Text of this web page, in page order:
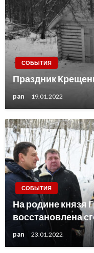
СОБЫТИЯ
Праздник
pan 19.01.2022
СОБЫТИЯ
На родине князя
восстановлена
pan 23.01.2022